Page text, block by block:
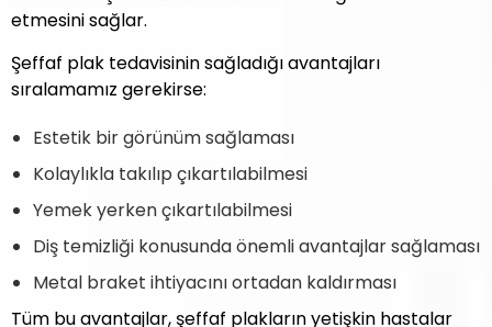
etmesini sağlar.
Şeffaf plak tedavisinin sağladığı avantajları
sıralamamız gerekirse:
Estetik bir görünüm sağlaması
Kolaylıkla takılıp çıkartılabilmesi
Yemek yerken çıkartılabilmesi
Diş temizliği konusunda önemli avantajlar sağlaması
Metal braket ihtiyacını ortadan kaldırması
Tüm bu avantajlar, şeffaf plakların yetişkin hastalar